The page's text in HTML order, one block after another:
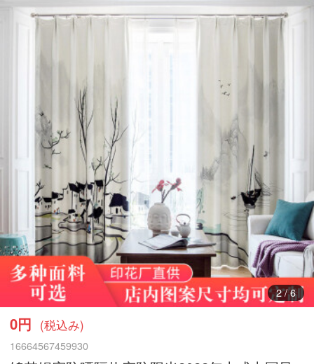
3/6
0円 (税込み)
16664567459930